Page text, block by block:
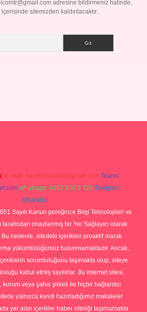
adresine bildirmeniz halinde,
sitemizden kaldırılacaktır.
E-mail: backlinkpaneli@gmail.com Teams:
Whatsapp: 0262 606 0 726 Telegram:
@karabul
Sayılı Kanun gereğince Bilgi Teknolojileri ve
tarafından onaylanmış bir Yer Sağlayıcı olarak
Bu nedenle, sitedeki içerikleri proaktif olarak
yükümlülüğümüz bulunmamaktadır. Ancak,
sorumluluğunu taşımakta olup, siteye
kabul etmiş sayılırlar. Bu internet sitesi,
veya şahıs şirketi ile hiçbir bağlantısı
yalnızca kendi hazırladığımız makaleler
yer alan içerikler haber niteliği taşımamakta